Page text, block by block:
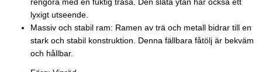
lyxigt utseende.
Massiv och stabil ram: Ramen av trä och metall bidrar till en
stark och stabil konstruktion. Denna fällbara fåtölj är bekväm
och hållbar.